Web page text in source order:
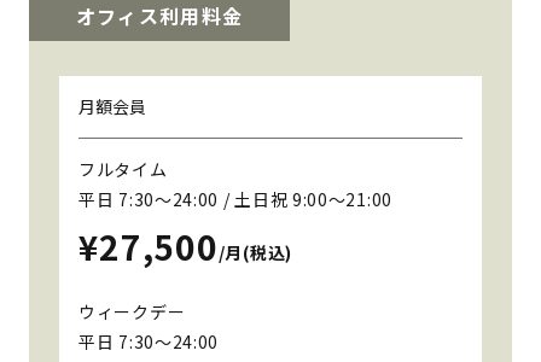
オフィス利用料金
月額会員
フルタイム
平日 7:30〜24:00 / 土日祝 9:00〜21:00
¥27,500/月(税込)
ウィークデー
平日 7:30〜24:00